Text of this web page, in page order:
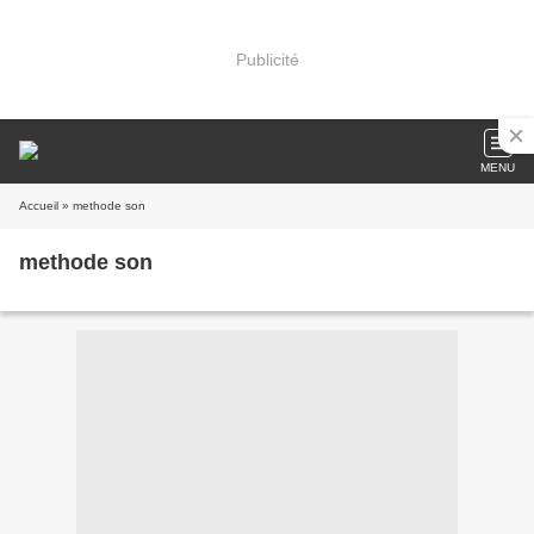
Publicité
MENU
Accueil » methode son
methode son